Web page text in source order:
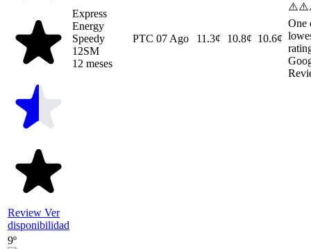
Review Ver
disponibilidad
Express
Energy
Speedy
12SM
12 meses
PTC 07 Ago 11.3¢ 10.8¢ 10.6¢
One
9º